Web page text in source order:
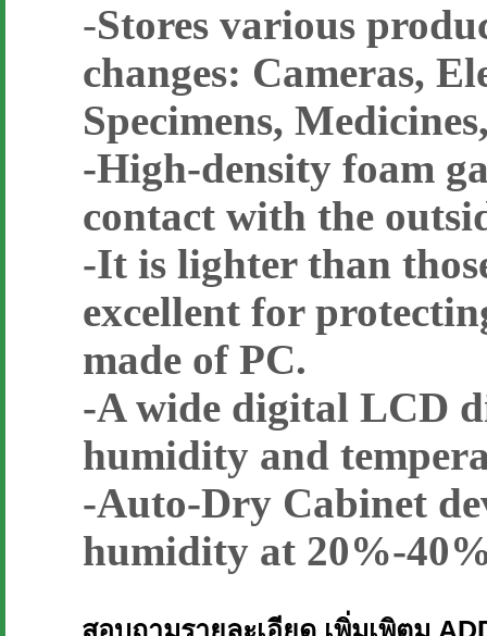
-Stores various
changes: Cameras,
Specimens,
-High-density foam
contact with the
-It is lighter than
excellent for
made of PC.
-A wide digital LCD
humidity and
-Auto-Dry Cabinet
humidity at 20%-
สอบถามรายละเอียด เพิ่มเพิตม